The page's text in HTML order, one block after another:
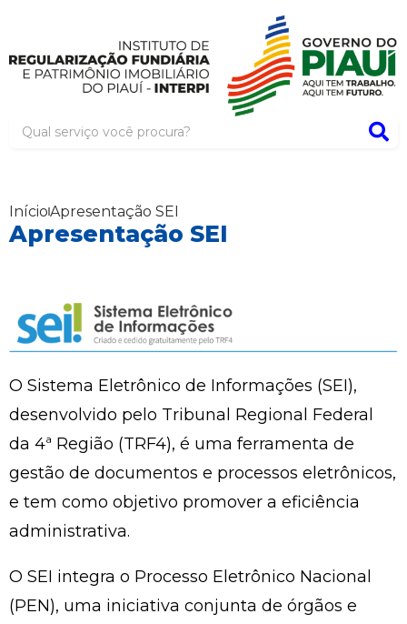
InícioApresentação SEI
Apresentação SEI
O Sistema Eletrônico de Informações (SEI),
desenvolvido pelo Tribunal Regional Federal
da 4ª Região (TRF4), é uma ferramenta de
gestão de documentos e processos eletrônicos,
e tem como objetivo promover a eficiência
administrativa.
O SEI integra o Processo Eletrônico Nacional
(PEN), uma iniciativa conjunta de órgãos e